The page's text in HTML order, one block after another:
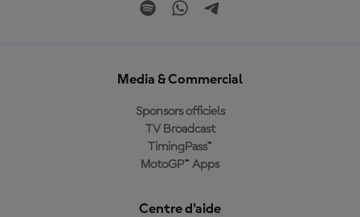
Media & Commercial
Sponsors officiels
TV Broadcast
TimingPass™
MotoGP™ Apps
Centre d'aide